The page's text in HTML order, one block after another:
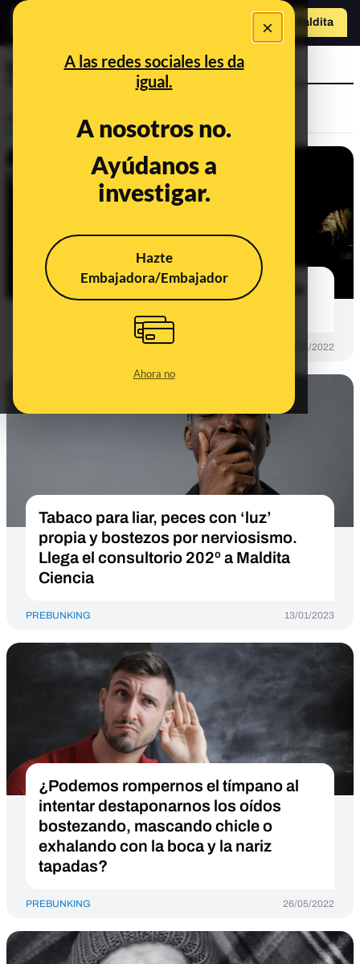
×
A las redes sociales les da
igual.
A nosotros no.
Ayúdanos a
investigar.
Hazte
Embajadora/Embajador
Ahora no
Hazte Maldita
bostezar
¿Cómo evitar o minimizar el dolor de
15/06/2022
Tabaco para liar, peces con ‘luz’
propia y bostezos por nerviosismo.
Llega el consultorio 202º a Maldita
Ciencia
PREBUNKING 13/01/2023
¿Podemos rompernos el tímpano al
intentar destaponarnos los oídos
bostezando, mascando chicle o
exhalando con la boca y la nariz
tapadas?
PREBUNKING 26/05/2022